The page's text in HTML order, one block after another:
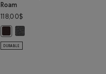
Roam
118,00$
Chandail à capuchon Roam: CAFÉ
Chandail à capuchon Roam:
DURABLE